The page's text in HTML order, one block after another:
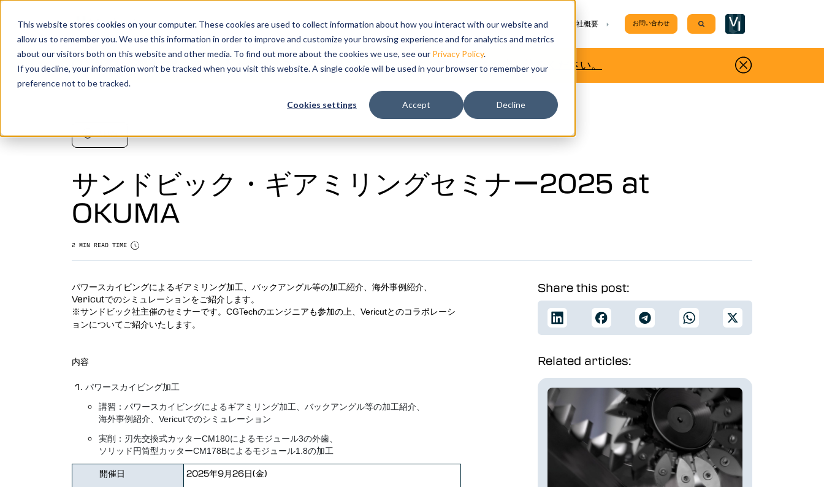
This website stores cookies on your computer. These cookies are used to collect information about how you interact with our website and
allow us to remember you. We use this information in order to improve and customize your browsing experience and for analytics and metrics
about our visitors both on this website and other media. To find out more about the cookies we use, see our Privacy Policy.
If you decline, your information won’t be tracked when you visit this website. A single cookie will be used in your browser to remember your
preference not to be tracked.
Cookies settings Accept Decline
Show submenu for 製品情報
製品情報
Vericutは、CNCの検証・シミュレーション・分析を強力にサ
す。
詳細はこちら
ベリフィケーション
マシンシミュレーション
オートディフ
プロービング
Force 最適化
インターフェース
アディティブ・マニュファクチャリング シミ
ュレーションソフトウェア
Vericut コンポジット
Show submenu for ソリューション
ソリューション トレーニング Show submenu for サポート
サポート Show submenu for 会社概要
会社概要 お問い合わせ
お客様が製造するものを、私たちがシミュレーションします。今すぐ無料デモをお申し込みください。
NEWS
サンドビック・ギアミリングセミナー2025 at
OKUMA
2 MIN READ TIME
パワースカイビングによるギアミリング加工、バックアングル等の加工紹介、海外事例紹介、
Vericutでのシミュレーションをご紹介します。
※サンドビック社主催のセミナーです。CGTechのエンジニアも参加の上、Vericutとのコラボレーシ
ョンについてご紹介いたします。
内容
パワースカイビング加工
講習：パワースカイビングによるギアミリング加工、バックアングル等の加工紹介、
海外事例紹介、Vericutでのシミュレーション
実削：刃先交換式カッターCM180によるモジュール3の外歯、
ソリッド円筒型カッターCM178Bによるモジュール1.8の加工
開催日 2025年9月26日(金)
Share this post:
Related articles: